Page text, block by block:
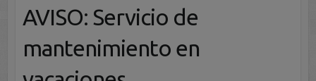
AVISO: Servicio de
mantenimiento en